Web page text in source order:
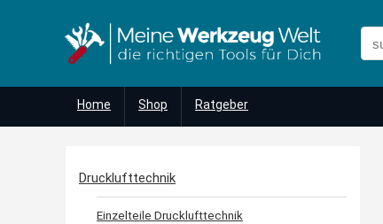
Home Shop Ratgeber
Drucklufttechnik
Einzelteile Drucklufttechnik